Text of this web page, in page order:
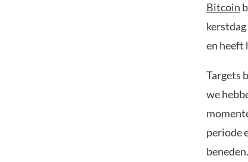
Bitcoin
en heeft
Targets
we
periode
beneden.